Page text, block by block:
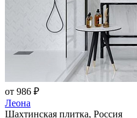
от 986 ₽
Леона
Шахтинская плитка, Россия